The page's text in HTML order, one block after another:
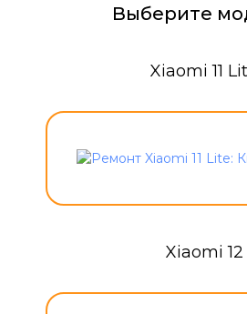
Выберите
Xiaomi 11
Xiaomi 12